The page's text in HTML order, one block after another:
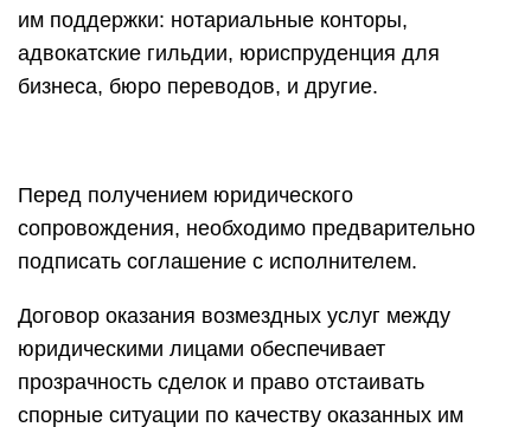
им поддержки: нотариальные конторы,
адвокатские гильдии, юриспруденция для
бизнеса, бюро переводов, и другие.
Перед получением юридического
сопровождения, необходимо предварительно
подписать соглашение с исполнителем.
Договор оказания возмездных услуг между
юридическими лицами обеспечивает
прозрачность сделок и право отстаивать
спорные ситуации по качеству оказанных им